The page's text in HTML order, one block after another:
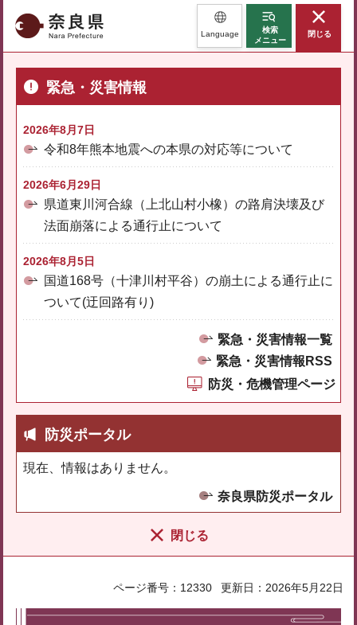
奈良県 Language
検索
メニュー
閉じる
緊急・災害情報
2026年8月7日
令和8年熊本地震への本県の対応等について
2026年6月29日
県道東川河合線（上北山村小橡）の路肩決壊及び
法面崩落による通行止について
2026年8月5日
国道168号（十津川村平谷）の崩土による通行止に
ついて(迂回路有り)
緊急・災害情報一覧
緊急・災害情報RSS
防災・危機管理ページ
防災ポータル
現在、情報はありません。
奈良県防災ポータル
閉じる
ページ番号：12330 更新日：2026年5月22日